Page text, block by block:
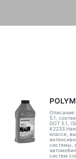
Описание:
5.1,
DOT 5.1,
классе,
системы,
систем